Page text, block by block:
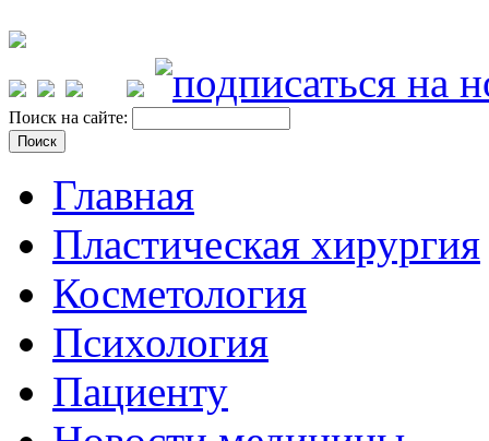
Поиск на сайте:
Главная
Пластическая хирургия
Косметология
Психология
Пациенту